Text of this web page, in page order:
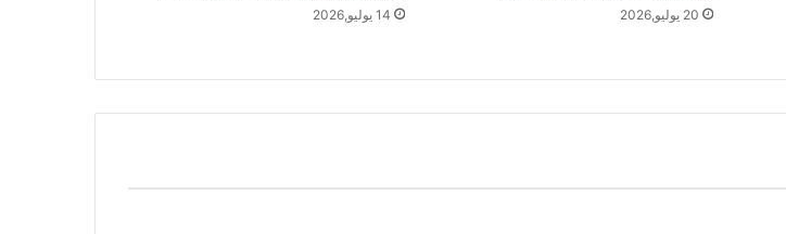
20 يوليو,2026 14 يوليو,2026